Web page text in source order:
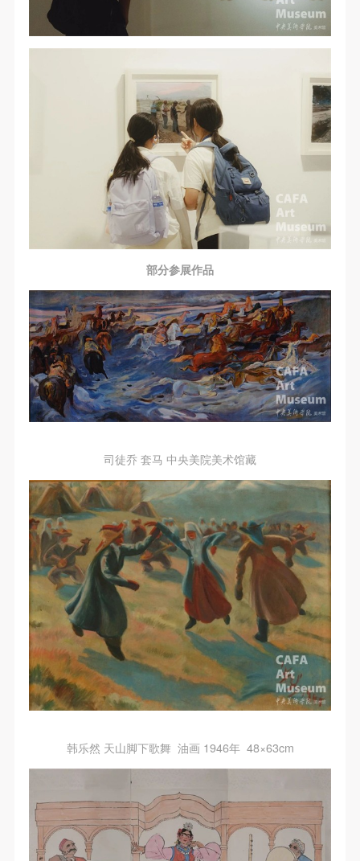
部分参展作品
司徒乔 套马 中央美院美术馆藏
韩乐然 天山脚下歌舞 油画 1946年 48×63cm